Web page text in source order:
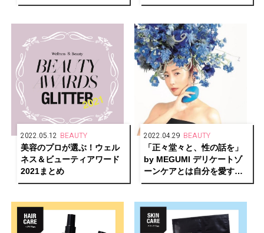
2022.05.12 BEAUTY
美容のプロが選ぶ！ウェル
ネス＆ビューティアワード
2021まとめ
2022.04.29 BEAUTY
「正々堂々と、性の話を」
by MEGUMI デリケートゾ
ーンケアとは自分を愛する
こと